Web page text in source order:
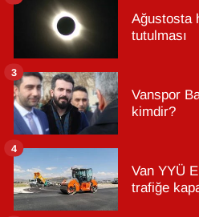
Ağustosta
tutulması
Vanspor
kimdir?
3
Van YYÜ
trafiğe
4